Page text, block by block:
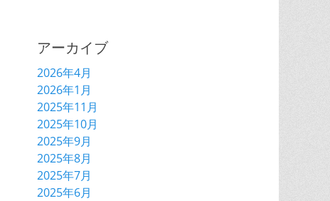
アーカイブ
2026年4月
2026年1月
2025年11月
2025年10月
2025年9月
2025年8月
2025年7月
2025年6月